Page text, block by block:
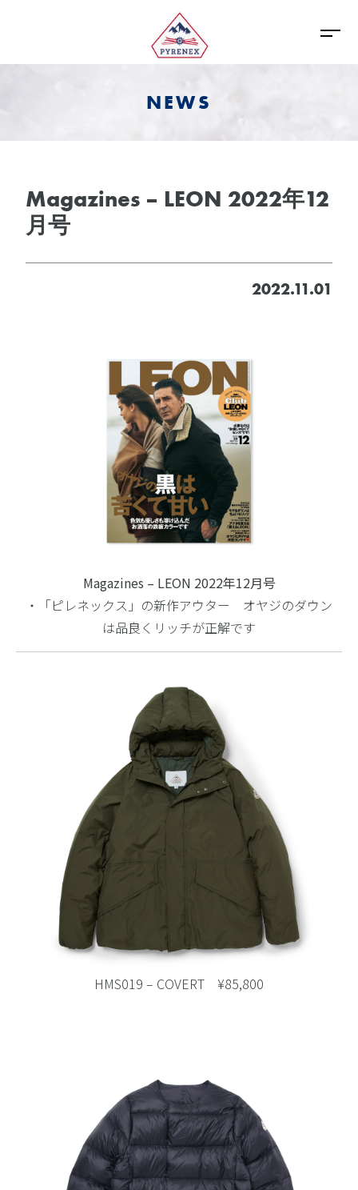
NEWS
Magazines – LEON 2022年12
月号
2022.11.01
Magazines – LEON 2022年12月号
・「ピレネックス」の新作アウター オヤジのダウン
は品良くリッチが正解です
HMS019 – COVERT ¥85,800